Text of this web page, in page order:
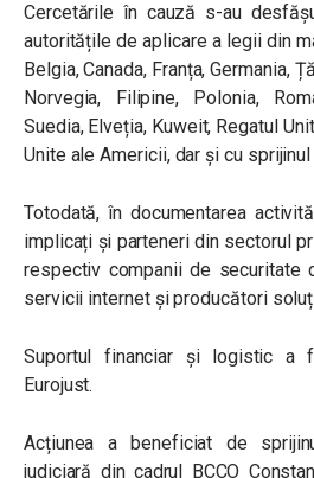
Cercetările în cauză s-au
autoritățile de aplicare a legii din
Belgia, Canada, Franța, Germania,
Norvegia, Filipine, Polonia,
Suedia, Elveția, Kuweit, Regatul
Unite ale Americii, dar și cu
Totodată, în documentarea
implicați și parteneri din sectorul
respectiv companii de securitate
servicii internet și producători
Suportul financiar şi logistic a
Eurojust.
Acțiunea a beneficiat de
judiciară din cadrul BCCO